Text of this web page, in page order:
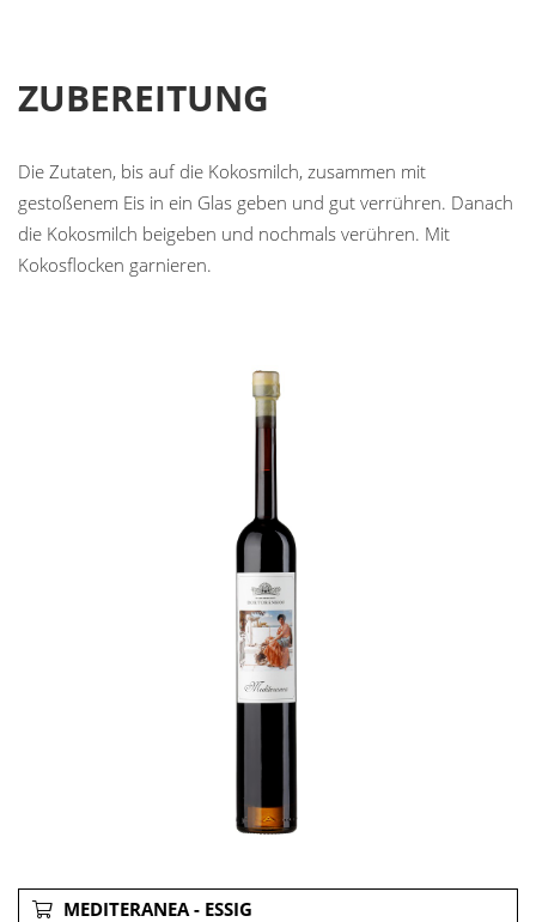
ZUBEREITUNG
Die Zutaten, bis auf die Kokosmilch, zusammen mit
gestoßenem Eis in ein Glas geben und gut verrühren. Danach
die Kokosmilch beigeben und nochmals verühren. Mit
Kokosflocken garnieren.
MEDITERANEA - ESSIG